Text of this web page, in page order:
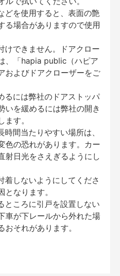
どを使用すると、表面の艶
る場合がありますので使用
できません。ドアクロー
、「hapia public（ハピア
およびドアクローザーをご
るには弊社のドアストッパ
いを緩めるには弊社の開き
す。
間当たりやすい場所は、
色の恐れがあります。カー
射日光をさえぎるようにし
しないようにしてくださ
なります。
ころに引戸を設置しない
車が下レールから外れた場
それがあります。